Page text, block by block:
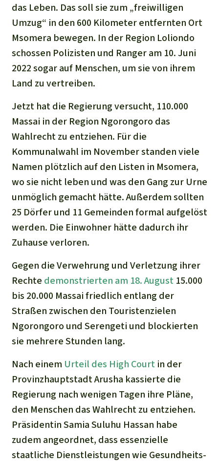
Wilderei
Staudämme
Straßen
das Leben. Das soll sie zum „freiwilligen
Umzug“ in den 600 Kilometer entfernten Ort
Msomera bewegen. In der Region Loliondo
schossen Polizisten und Ranger am 10. Juni
2022 sogar auf Menschen, um sie von ihrem
Land zu vertreiben.
Jetzt hat die Regierung versucht, 110.000
Massai in der Region Ngorongoro das
Wahlrecht zu entziehen. Für die
Kommunalwahl im November standen viele
Namen plötzlich auf den Listen in Msomera,
wo sie nicht leben und was den Gang zur Urne
unmöglich gemacht hätte. Außerdem sollten
25 Dörfer und 11 Gemeinden formal aufgelöst
werden. Die Einwohner hätte dadurch ihr
Zuhause verloren.
Gegen die Verwehrung und Verletzung ihrer
Rechte demonstrierten am 18. August 15.000
bis 20.000 Massai friedlich entlang der
Straßen zwischen den Touristenzielen
Ngorongoro und Serengeti und blockierten
sie mehrere Stunden lang.
Nach einem Urteil des High Court in der
Provinzhauptstadt Arusha kassierte die
Regierung nach wenigen Tagen ihre Pläne,
den Menschen das Wahlrecht zu entziehen.
Präsidentin Samia Suluhu Hassan habe
zudem angeordnet, dass essenzielle
staatliche Dienstleistungen wie Gesundheits-